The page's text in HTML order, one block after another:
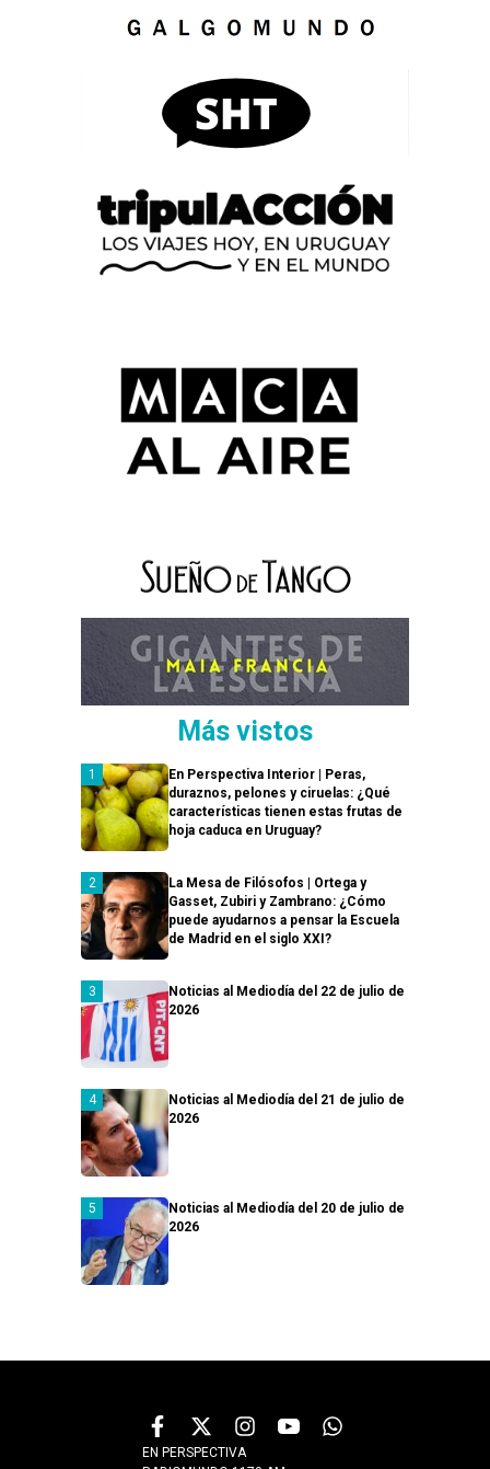
Más vistos
En Perspectiva Interior | Peras,
duraznos, pelones y ciruelas: ¿Qué
características tienen estas frutas de
hoja caduca en Uruguay?
La Mesa de Filósofos | Ortega y
Gasset, Zubiri y Zambrano: ¿Cómo
puede ayudarnos a pensar la Escuela
de Madrid en el siglo XXI?
Noticias al Mediodía del 22 de julio de
2026
Noticias al Mediodía del 21 de julio de
2026
Noticias al Mediodía del 20 de julio de
2026
EN PERSPECTIVA